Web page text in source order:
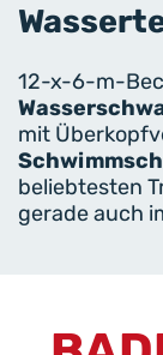
12-x-6-m-
mit
beliebtesten
gerade auch